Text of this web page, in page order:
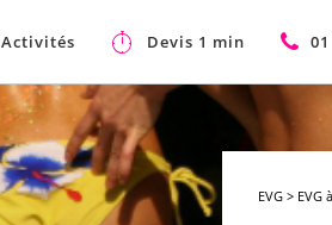
Activités Devis 1 min
EVG > EVG